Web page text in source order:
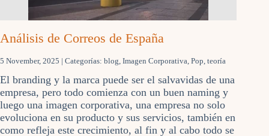
Análisis de Correos de España
5 November, 2025 | Categorías: blog Imagen Corporativa Pop teoría
El branding y la marca puede ser el salvavidas de una
empresa, pero todo comienza con un buen naming y
luego una imagen corporativa, una empresa no solo
evoluciona en su producto y sus servicios, también en
como refleja este crecimiento, al fin y al cabo todo se